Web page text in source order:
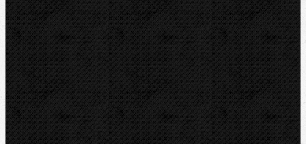
REMS
VIRAX
LEISTER